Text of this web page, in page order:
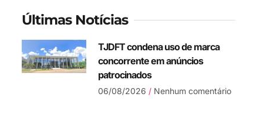
Últimas Notícias
TJDFT condena uso de marca
concorrente em anúncios
patrocinados
06/08/2026 Nenhum comentário